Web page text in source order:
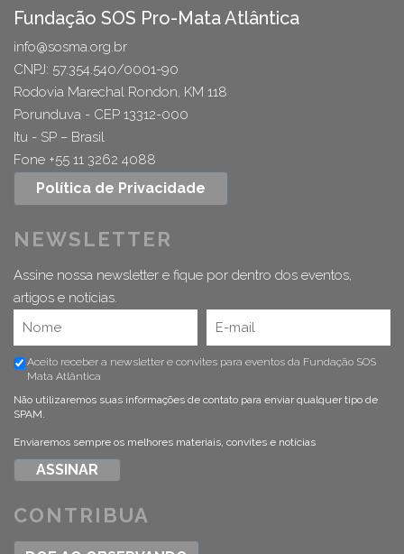
Fundação SOS Pro-Mata Atlântica
info@sosma.org.br
CNPJ: 57.354.540/0001-90
Rodovia Marechal Rondon, KM 118
Porunduva - CEP 13312-000
Itu - SP – Brasil
Fone +55 11 3262 4088
Política de Privacidade
NEWSLETTER
Assine nossa newsletter e fique por dentro dos eventos,
artigos e notícias.
Aceito receber a newsletter e convites para eventos da Fundação SOS
Mata Atlântica
Não utilizaremos suas informações de contato para enviar qualquer tipo de
SPAM.
Enviaremos sempre os melhores materiais, convites e notícias
CONTRIBUA